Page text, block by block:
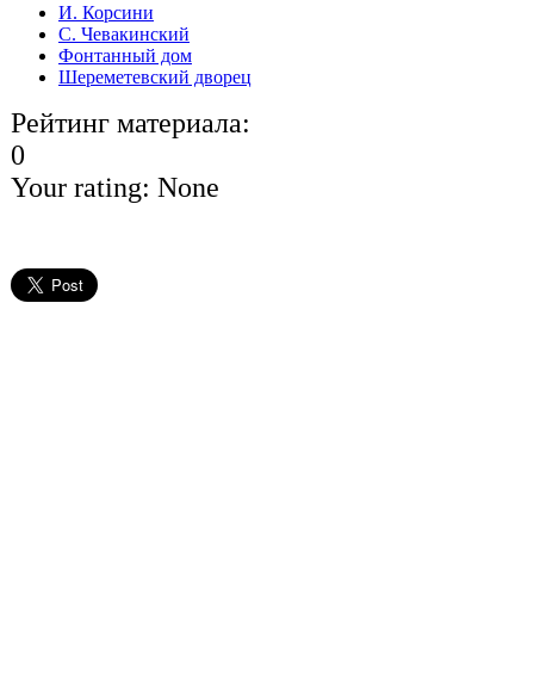
И. Корсини
С. Чевакинский
Фонтанный дом
Шереметевский дворец
Рейтинг материала:
0
Your rating: None